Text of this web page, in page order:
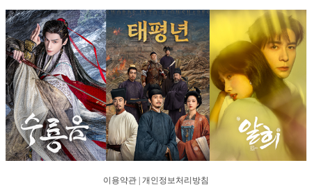
이용약관 개인정보처리방침